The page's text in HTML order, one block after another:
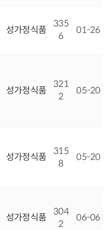
성가정식품
335
6
01-26
성가정식품
321
2
05-20
성가정식품
315
8
05-20
성가정식품
304
2
06-06